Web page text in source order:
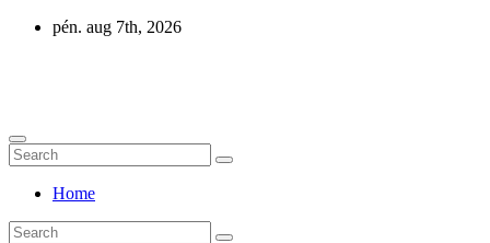
Skip
pén. aug 7th, 2026
Home